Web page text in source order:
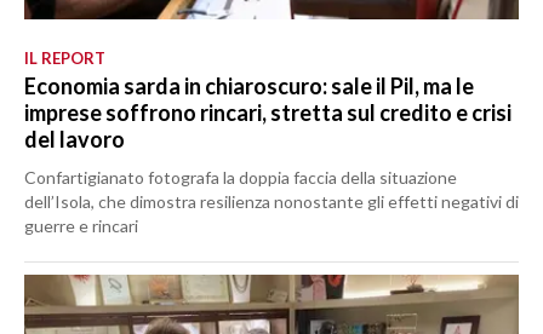
IL REPORT
Economia sarda in chiaroscuro: sale il Pil, ma le
imprese soffrono rincari, stretta sul credito e crisi
del lavoro
Confartigianato fotografa la doppia faccia della situazione
dell’Isola, che dimostra resilienza nonostante gli effetti negativi di
guerre e rincari